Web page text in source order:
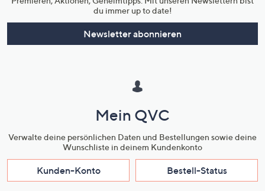
du immer up to date!
Newsletter abonnieren
Mein QVC
Verwalte deine persönlichen Daten und Bestellungen sowie deine
Wunschliste in deinem Kundenkonto
Kunden-Konto Bestell-Status